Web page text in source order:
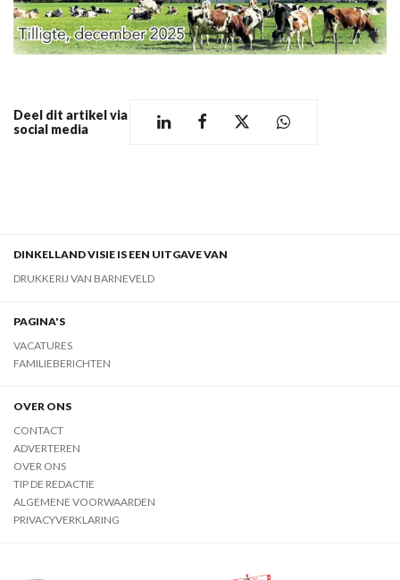
Deel dit artikel via
social media
DINKELLAND VISIE IS EEN UITGAVE VAN
DRUKKERIJ VAN BARNEVELD
PAGINA'S
VACATURES
FAMILIEBERICHTEN
OVER ONS
CONTACT
ADVERTEREN
OVER ONS
TIP DE REDACTIE
ALGEMENE VOORWAARDEN
PRIVACYVERKLARING